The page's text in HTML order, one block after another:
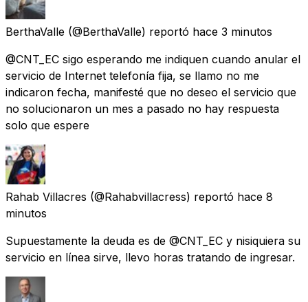
BerthaValle (@BerthaValle) reportó hace 3 minutos
@CNT_EC sigo esperando me indiquen cuando anular el
servicio de Internet telefonía fija, se llamo no me
indicaron fecha, manifesté que no deseo el servicio que
no solucionaron un mes a pasado no hay respuesta
solo que espere
Rahab Villacres (@Rahabvillacress) reportó hace 8
minutos
Supuestamente la deuda es de @CNT_EC y nisiquiera su
servicio en línea sirve, llevo horas tratando de ingresar.